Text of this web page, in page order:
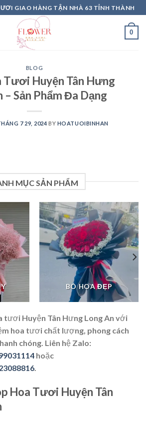
GIAO HÀNG TẬN NHÀ 63 TỈNH THÀNH
0
BLOG
Tươi Huyện Tân Hưng
– Sản Phẩm Đa Dạng
7 29, 2024 BY HOATUOIBINHAN
MỤC SẢN PHẨM
BÓ HOA ĐẸP
tươi Huyện Tân Hưng Long An với
hoa tươi chất lượng, phong cách
chóng. Liên hệ Zalo:
hoặc
.
Hoa Tươi Huyện Tân